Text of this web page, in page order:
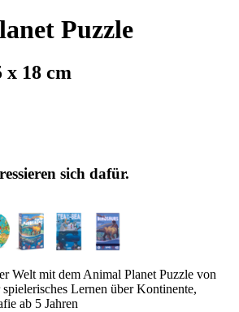
Puzzle
x 18 cm
sich dafür.
Welt mit dem Animal Planet Puzzle von
Lernen über Kontinente,
ab 5 Jahren